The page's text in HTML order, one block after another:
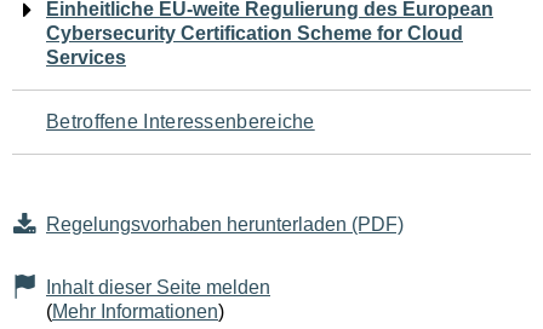
für
den
Seiteninhalt
Einheitliche EU-weite Regulierung des European
Cybersecurity Certification Scheme for Cloud
Services
Betroffene Interessenbereiche
Regelungsvorhaben herunterladen (PDF)
Inhalt dieser Seite melden
(Mehr Informationen)